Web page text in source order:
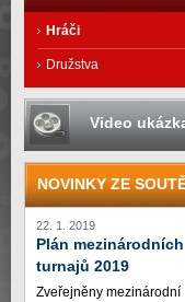
Hráči
Družstva
Video
NOVINKY ZE
22. 1. 2019
Plán mezinárodních
turnajů 2019
Zveřejněny mezinárodní